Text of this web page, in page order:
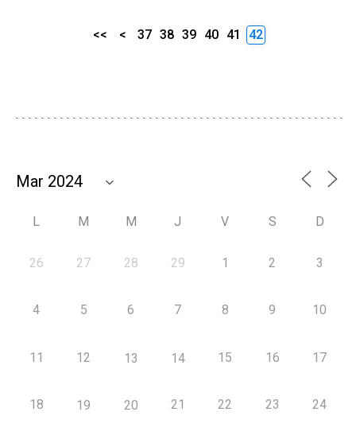
<< < 37 38 39 40 41 42
L M M J V S D
26 27 28 29 1 2 3
4 5 6 7 8 9 10
11 12 13 14 15 16 17
18 19 20 21 22 23 24